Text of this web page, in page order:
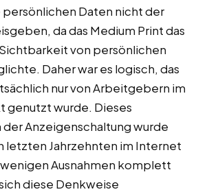
Daten nicht der
da das Medium Print das
von persönlichen
Daher war es logisch, das
nur von Arbeitgebern im
genutzt wurde. Dieses
Anzeigenschaltung wurde
letzten Jahrzehnten im Internet
Ausnahmen komplett
diese Denkweise